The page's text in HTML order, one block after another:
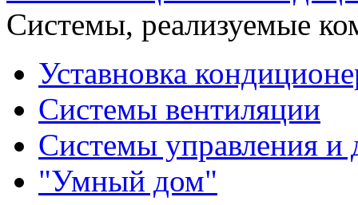
Системы, реализуемые
Уставновка
Системы вентиляции
Системы управления и
"Умный дом"